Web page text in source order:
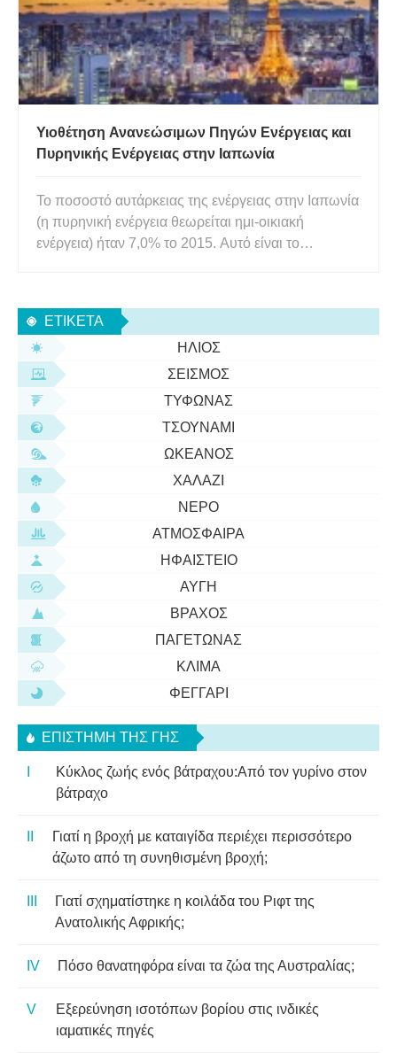
Υιοθέτηση Ανανεώσιμων Πηγών Ενέργειας και
Πυρηνικής Ενέργειας στην Ιαπωνία
Το ποσοστό αυτάρκειας της ενέργειας στην Ιαπωνία
(η πυρηνική ενέργεια θεωρείται ημι-οικιακή
ενέργεια) ήταν 7,0% το 2015. Αυτό είναι το
καύσιμα για τον εφοδιασμό της με πρωτογενή
ενέργεια (πάνω από 90% τη σ
ΕΤΙΚΈΤΑ
ΉΛΙΟΣ
ΣΕΙΣΜΌΣ
ΤΥΦΏΝΑΣ
ΤΣΟΥΝΆΜΙ
ΩΚΕΑΝΌΣ
ΧΑΛΆΖΙ
ΝΕΡΌ
ΑΤΜΌΣΦΑΙΡΑ
ΗΦΑΊΣΤΕΙΟ
ΑΥΓΉ
ΒΡΆΧΟΣ
ΠΑΓΕΤΏΝΑΣ
ΚΛΊΜΑ
ΦΕΓΓΆΡΙ
ΕΠΙΣΤΉΜΗ ΤΗΣ ΓΗΣ
Κύκλος ζωής ενός βάτραχου:Από τον γυρίνο στον
βάτραχο
Γιατί η βροχή με καταιγίδα περιέχει περισσότερο
άζωτο από τη συνηθισμένη βροχή;
Γιατί σχηματίστηκε η κοιλάδα του Ριφτ της
Ανατολικής Αφρικής;
Πόσο θανατηφόρα είναι τα ζώα της Αυστραλίας;
Εξερεύνηση ισοτόπων βορίου στις ινδικές
ιαματικές πηγές